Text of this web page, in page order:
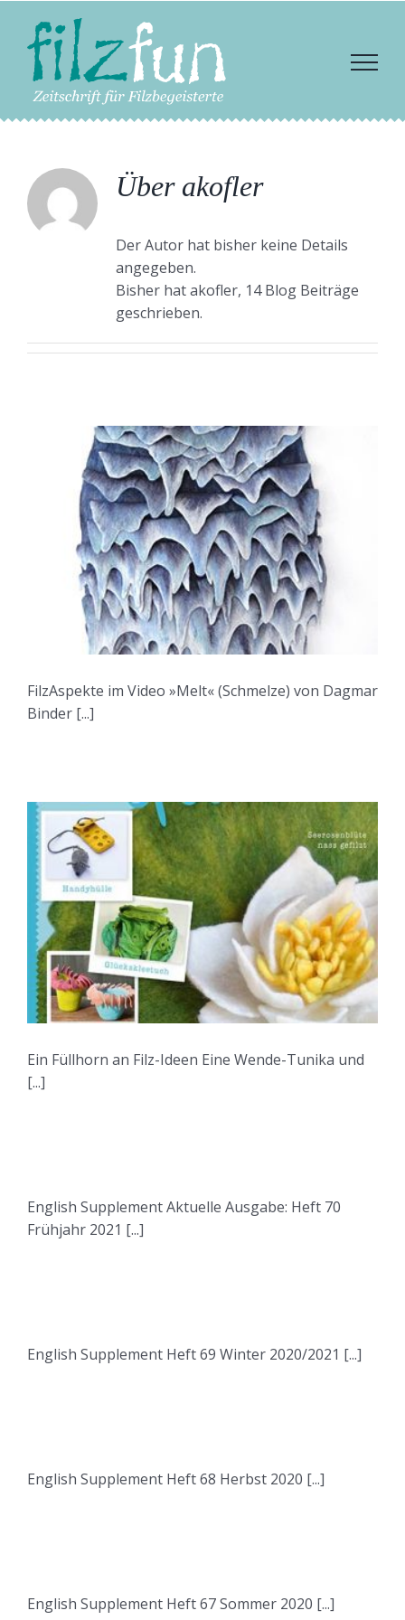
Inhalt
springen
Über akofler
Der Autor hat bisher keine Details
angegeben.
Bisher hat akofler, 14 Blog Beiträge
geschrieben.
FilzAspekte im Video »Melt« (Schmelze) von Dagmar
Binder [...]
Ein Füllhorn an Filz-Ideen Eine Wende-Tunika und
[...]
English Supplement Aktuelle Ausgabe: Heft 70
Frühjahr 2021 [...]
English Supplement Heft 69 Winter 2020/2021 [...]
English Supplement Heft 68 Herbst 2020 [...]
English Supplement Heft 67 Sommer 2020 [...]